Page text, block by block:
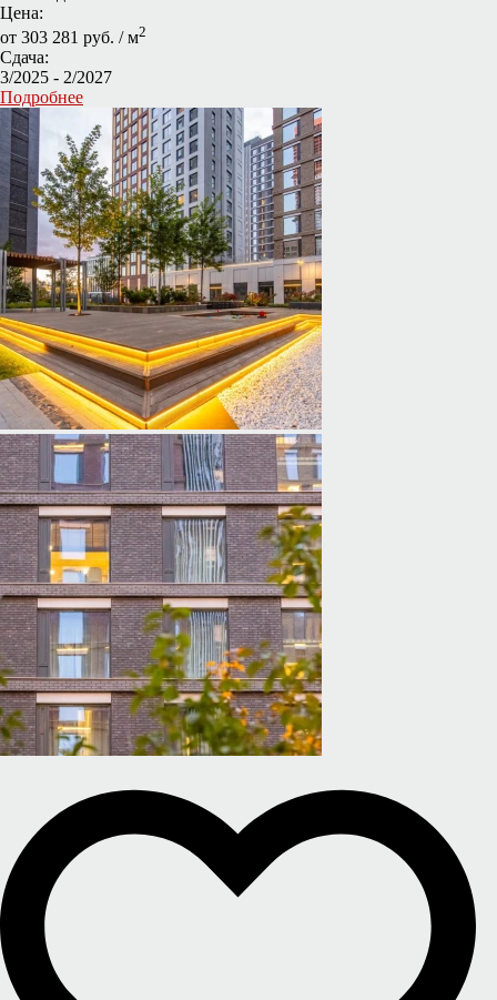
Цена:
от 303 281 руб. / м2
Сдача:
3/2025 - 2/2027
Подробнее